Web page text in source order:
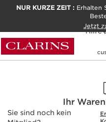
NUR KURZE ZEIT : Erhalten
Jetzt
Hilfe
Ihr
Sie sind noch kein